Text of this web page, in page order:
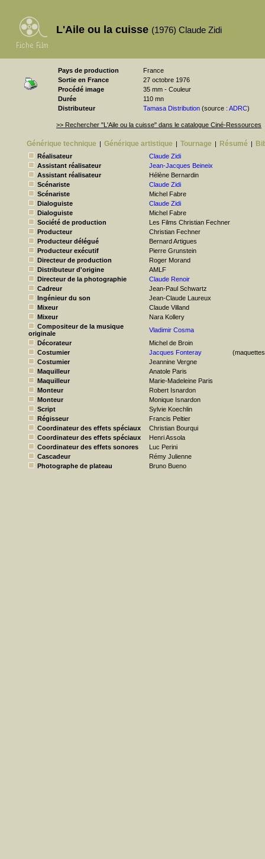
L'Aile ou la cuisse (1976) Claude Zidi
Pays de production
France
Sortie en France
27 octobre 1976
Procédé image
35 mm - Couleur
Durée
110 mn
Distributeur
Tamasa Distribution (source : ADRC)
>> Rechercher "L'Aile ou la cuisse" dans le catalogue Ciné-Ressources
Générique technique | Générique artistique | Tournage | Résumé |
Réalisateur
Claude Zidi
Assistant réalisateur
Jean-Jacques Beineix
Assistant réalisateur
Hélène Bernardin
Scénariste
Claude Zidi
Scénariste
Michel Fabre
Dialoguiste
Claude Zidi
Dialoguiste
Michel Fabre
Société de production
Les Films Christian Fechner
Producteur
Christian Fechner
Producteur délégué
Bernard Artigues
Producteur exécutif
Pierre Grunstein
Directeur de production
Roger Morand
Distributeur d'origine
AMLF
Directeur de la photographie
Claude Renoir
Cadreur
Jean-Paul Schwartz
Ingénieur du son
Jean-Claude Laureux
Mixeur
Claude Villand
Mixeur
Nara Kollery
Compositeur de la musique
originale
Vladimir Cosma
Décorateur
Michel de Broin
Costumier
Jacques Fonteray
Costumier
Jeannine Vergne
Maquilleur
Anatole Paris
Maquilleur
Marie-Madeleine Paris
Monteur
Robert Isnardon
Monteur
Monique Isnardon
Script
Sylvie Koechlin
Régisseur
Francis Peltier
Coordinateur des effets spéciaux
Christian Bourqui
Coordinateur des effets spéciaux
Henri Assola
Coordinateur des effets sonores
Luc Perini
Cascadeur
Rémy Julienne
Photographe de plateau
Bruno Bueno